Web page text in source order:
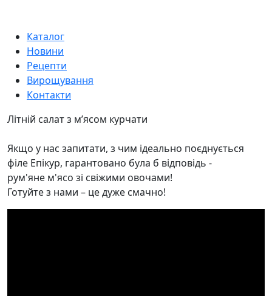
Каталог
Новини
Рецепти
Вирощування
Контакти
Літній салат з м’ясом курчати
Якщо у нас запитати, з чим ідеально поєднується
філе Епікур, гарантовано була б відповідь -
рум'яне м'ясо зі свіжими овочами!
Готуйте з нами – це дуже смачно!